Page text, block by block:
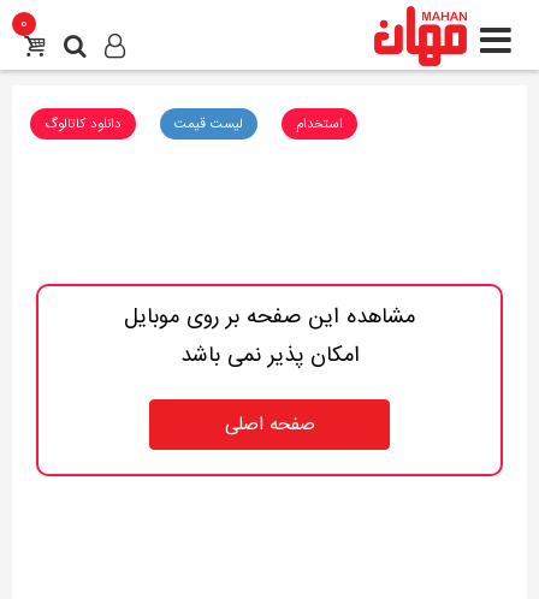
دانلود کاتالوگ لیست قیمت استخدام
0
مشاهده این صفحه بر روی موبایل
امکان پذیر نمی باشد
صفحه اصلی